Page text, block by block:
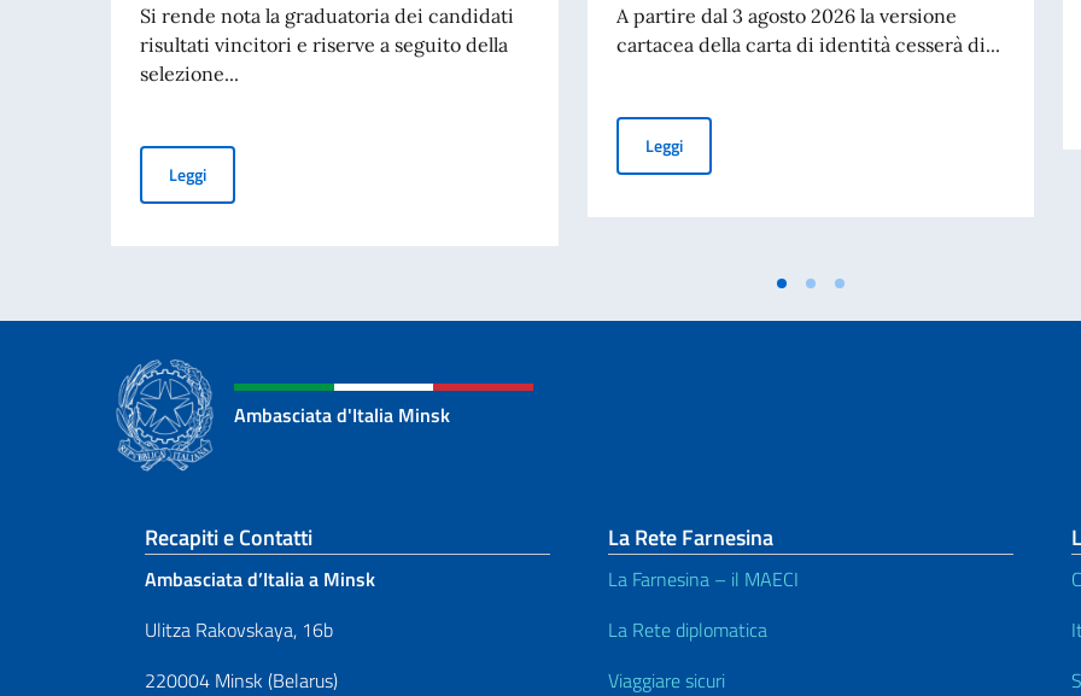
Si rende nota la graduatoria dei candidati
risultati vincitori e riserve a seguito della
selezione...
LeggiBorse di studio offerte dal Governo Italiano a studenti bielorussi per l’a.a. 2026/2027 – Graduatoria vincitori
A partire dal 3 agosto 2026 la versione
cartacea della carta di identità cesserà di...
LeggiCessazione della validità della carta d’identità
Ambasciata d'Italia Minsk
Sezione footer
Recapiti e Contatti
Ambasciata d’Italia a Minsk
Ulitza Rakovskaya, 16b
220004 Minsk (Belarus)
La Rete Farnesina
La Farnesina – il MAECI
La Rete diplomatica
Viaggiare sicuri